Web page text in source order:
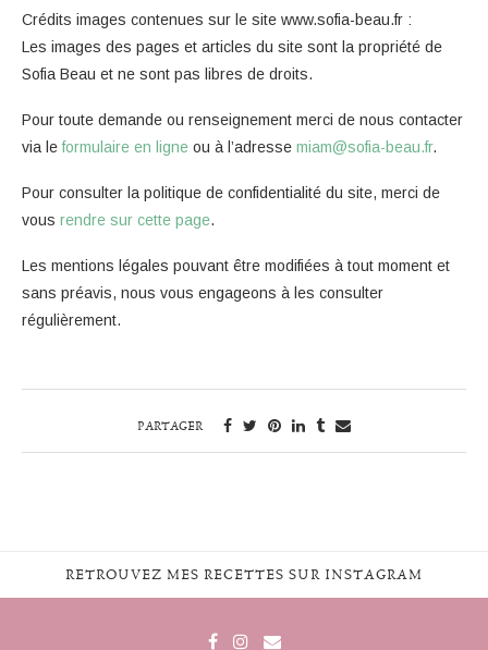
Crédits images contenues sur le site www.sofia-beau.fr :
Les images des pages et articles du site sont la propriété de
Sofia Beau et ne sont pas libres de droits.
Pour toute demande ou renseignement merci de nous contacter
via leformulaire en ligne ou à l’adresse miam@sofia-beau.fr.
Pour consulter la politique de confidentialité du site, merci de
vous rendre sur cette page.
Les mentions légales pouvant être modifiées à tout moment et
sans préavis, nous vous engageons à les consulter
régulièrement.
PARTAGER
RETROUVEZ MES RECETTES SUR INSTAGRAM